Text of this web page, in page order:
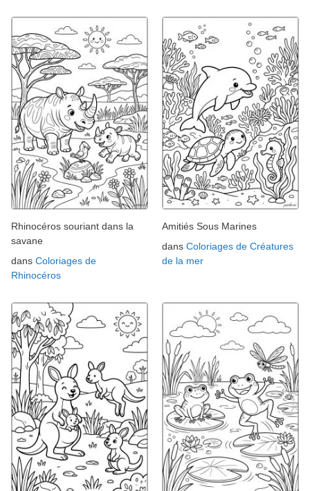
Rhinocéros souriant dans la
savane
dans Coloriages de
Rhinocéros
Amitiés Sous Marines
dans Coloriages de Créatures
de la mer